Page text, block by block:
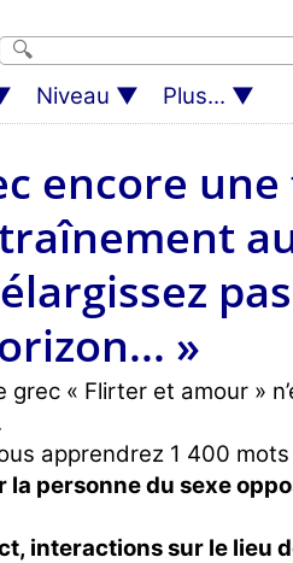
Niveau Plus...
encore une
»
grec « Flirter et amour »
apprendrez 1 400
personne du sexe
interactions sur le lieu